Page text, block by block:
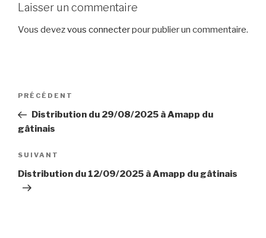
Laisser un commentaire
Vous devezvous connecterpour publier un commentaire.
Navigation
l’article
Article
précédent
PRÉCÉDENT
Distribution du 29/08/2025 à Amapp du
gâtinais
Article
suivant
SUIVANT
Distribution du 12/09/2025 à Amapp du gâtinais